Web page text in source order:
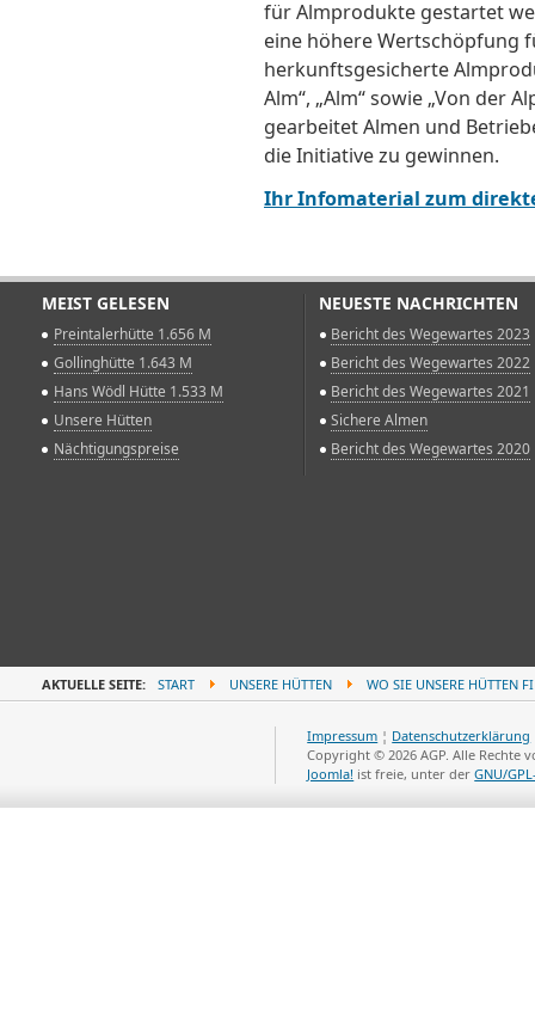
für Almprodukte gestartet
eine höhere Wertschöpfung
herkunftsgesicherte
Alm“, „Alm“ sowie „Von der
gearbeitet Almen und
die Initiative zu gewinnen.
Ihr Infomaterial zum
MEIST GELESEN
Preintalerhütte 1.656 M
Gollinghütte 1.643 M
Hans Wödl Hütte 1.533 M
Unsere Hütten
Nächtigungspreise
NEUESTE NACHRICHTEN
Bericht des Wegewartes 2023
Bericht des Wegewartes 2022
Bericht des Wegewartes 2021
Sichere Almen
Bericht des Wegewartes 2020
AKTUELLE SEITE: START UNSERE HÜTTEN WO SIE UNSERE HÜTTEN
Impressum ¦ Datenschutzerklärung
Copyright © 2026 AGP. Alle Rechte
Joomla! ist freie, unter derGNU/